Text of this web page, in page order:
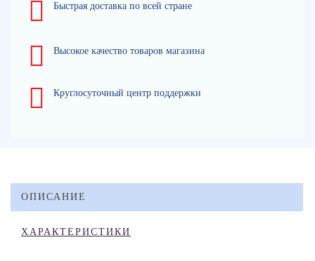
Быстрая доставка по всей стране
Высокое качество товаров магазина
Круглосуточный центр поддержки
ОПИСАНИЕ
ХАРАКТЕРИСТИКИ